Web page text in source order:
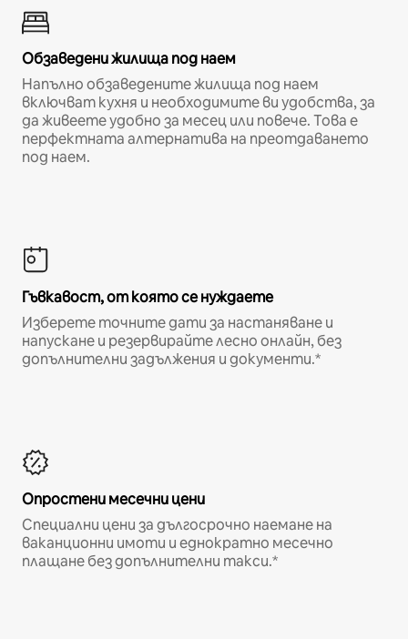
Обзаведени жилища под наем
Напълно обзаведените жилища под наем
включват кухня и необходимите ви удобства, за
да живеете удобно за месец или повече. Това е
перфектната алтернатива на преотдаването
под наем.
Гъвкавост, от която се нуждаете
Изберете точните дати за настаняване и
напускане и резервирайте лесно онлайн, без
допълнителни задължения и документи.*
Опростени месечни цени
Специални цени за дългосрочно наемане на
ваканционни имоти и еднократно месечно
плащане без допълнителни такси.*